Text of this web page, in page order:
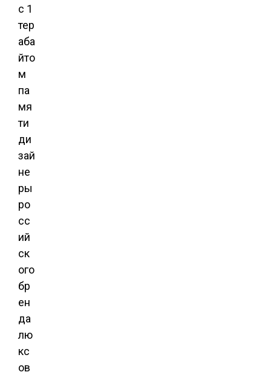
с 1
тер
аба
йто
м
па
мя
ти
ди
зай
не
ры
ро
сс
ий
ск
ого
бр
ен
да
лю
кс
ов